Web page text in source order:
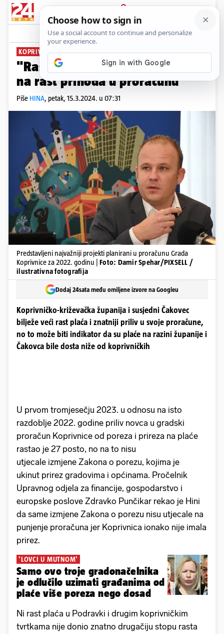
PRIJAVA
News Komentari
KOPRIVNICA:
"Rast plaća ne pokazuje utjecaj
na rast prihoda u proračunu"
Piše HINA, petak, 15.3.2024. u 07:31
Predstavljeni najvažniji projekti planirani u proračunu Grada
Koprivnice za 2022. godinu | Foto: Damir Spehar/PIXSELL /
ilustrativna fotografija
Dodaj 24sata među omiljene izvore na Googleu
Koprivničko-križevačka županija i susjedni Čakovec
bilježe veći rast plaća i znatniji priliv u svoje proračune,
no to može biti indikator da su plaće na razini županije i
Čakovca bile dosta niže od koprivničkih
U prvom tromjesečju 2023. u odnosu na isto
razdoblje 2022. godine priliv novca u gradski
proračun Koprivnice od poreza i prireza na plaće
rastao je 27 posto, no na to nisu
utjecale izmjene Zakona o porezu, kojima je
ukinut prirez gradovima i općinama. Pročelnik
Upravnog odjela za financije, gospodarstvo i
europske poslove Zdravko Punčikar rekao je Hini
da same izmjene Zakona o porezu nisu utjecale na
punjenje proračuna jer Koprivnica ionako nije imala
prirez.
'LOVCI U MUTNOM'
Samo ovo troje gradonačelnika
je odlučilo uzimati građanima od
plaće više poreza nego dosad
Ni rast plaća u Podravki i drugim koprivničkim
tvrtkama nije donio znatno drugačiju stopu rasta